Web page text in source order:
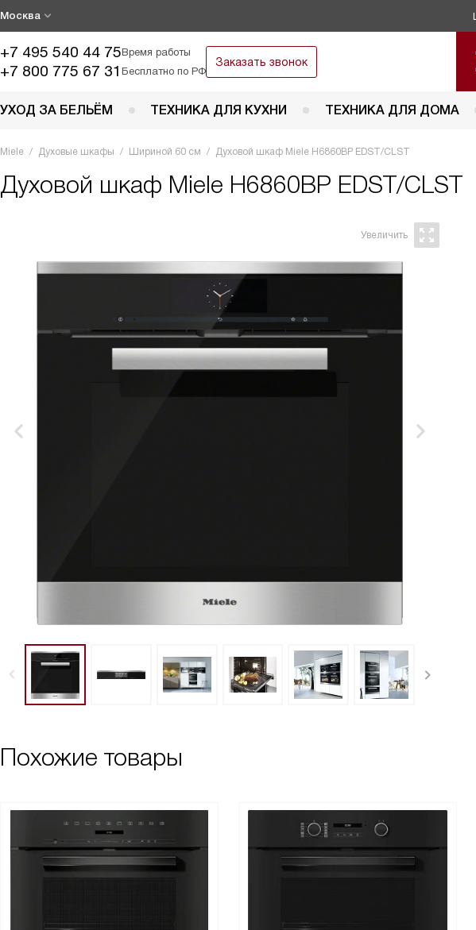
Москва
+7 495 540 44 75Время работы
+7 800 775 67 31 Бесплатно по РФ
Заказать звонок
УХОД ЗА БЕЛЬЁМ ТЕХНИКА ДЛЯ КУХНИ ТЕХНИКА ДЛЯ ДОМА
Miele Духовые шкафы Шириной 60 см Духовой шкаф Miele H6860BP EDST/CLST
Духовой шкаф Miele H6860BP EDST/CLST
Похожие товары